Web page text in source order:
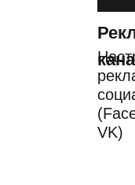
VK)